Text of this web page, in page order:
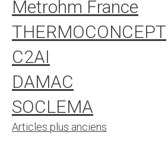
Metrohm France
THERMOCONCEPT
C2AI
DAMAC
SOCLEMA
Navigation
Articles plus anciens